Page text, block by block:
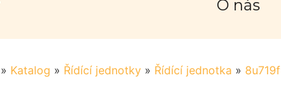
O nás
» Katalog » Řídící jednotky » Řídící jednotka »